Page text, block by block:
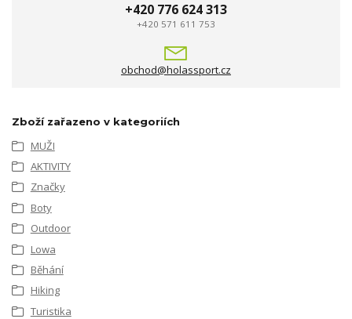
+420 776 624 313
+420 571 611 753
obchod@holassport.cz
Zboží zařazeno v kategoriích
MUŽI
AKTIVITY
Značky
Boty
Outdoor
Lowa
Běhání
Hiking
Turistika